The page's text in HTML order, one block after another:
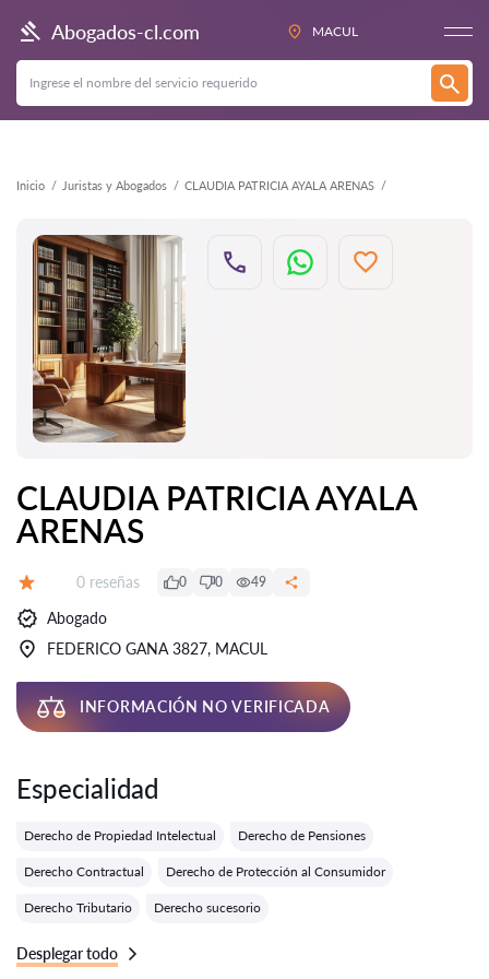
Abogados-cl.com MACUL
Inicio Juristas y Abogados CLAUDIA PATRICIA AYALA ARENAS
Atrás
CLAUDIA PATRICIA AYALA
ARENAS
Número de reseñas:
0 reseñas 0 0 49
Abogado
FEDERICO GANA 3827, MACUL
INFORMACIÓN NO VERIFICADA
Especialidad
Derecho de Propiedad Intelectual Derecho de Pensiones
Derecho Contractual Derecho de Protección al Consumidor
Derecho Tributario Derecho sucesorio
Desplegar todo